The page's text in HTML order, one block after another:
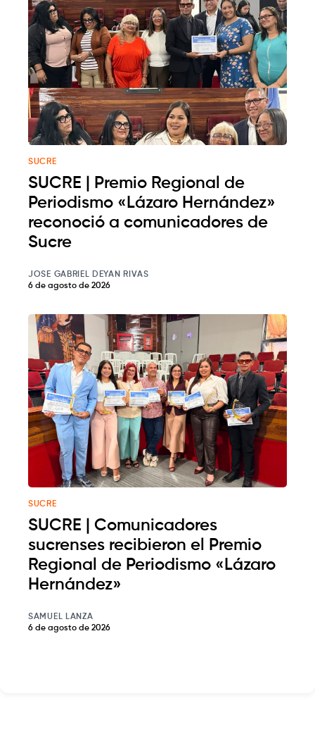
SUCRE
SUCRE | Premio Regional de
Periodismo «Lázaro Hernández»
reconoció a comunicadores de
Sucre
JOSE GABRIEL DEYAN RIVAS
6 de agosto de 2026
SUCRE
SUCRE | Comunicadores
sucrenses recibieron el Premio
Regional de Periodismo «Lázaro
Hernández»
SAMUEL LANZA
6 de agosto de 2026